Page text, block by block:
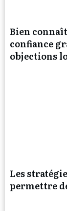
Bien
confiance
objections
Les
permettre